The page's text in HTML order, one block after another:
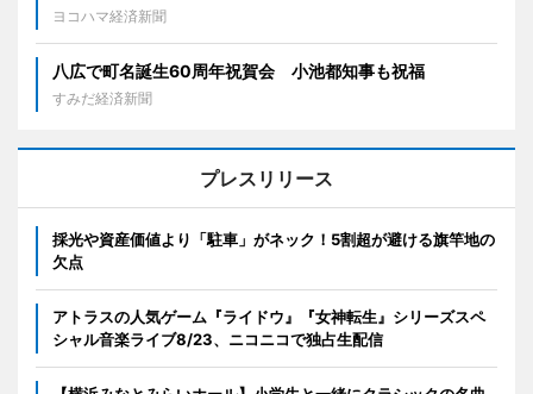
ヨコハマ経済新聞
八広で町名誕生60周年祝賀会 小池都知事も祝福
すみだ経済新聞
プレスリリース
採光や資産価値より「駐車」がネック！5割超が避ける旗竿地の
欠点
アトラスの人気ゲーム『ライドウ』『女神転生』シリーズスペ
シャル音楽ライブ8/23、ニコニコで独占生配信